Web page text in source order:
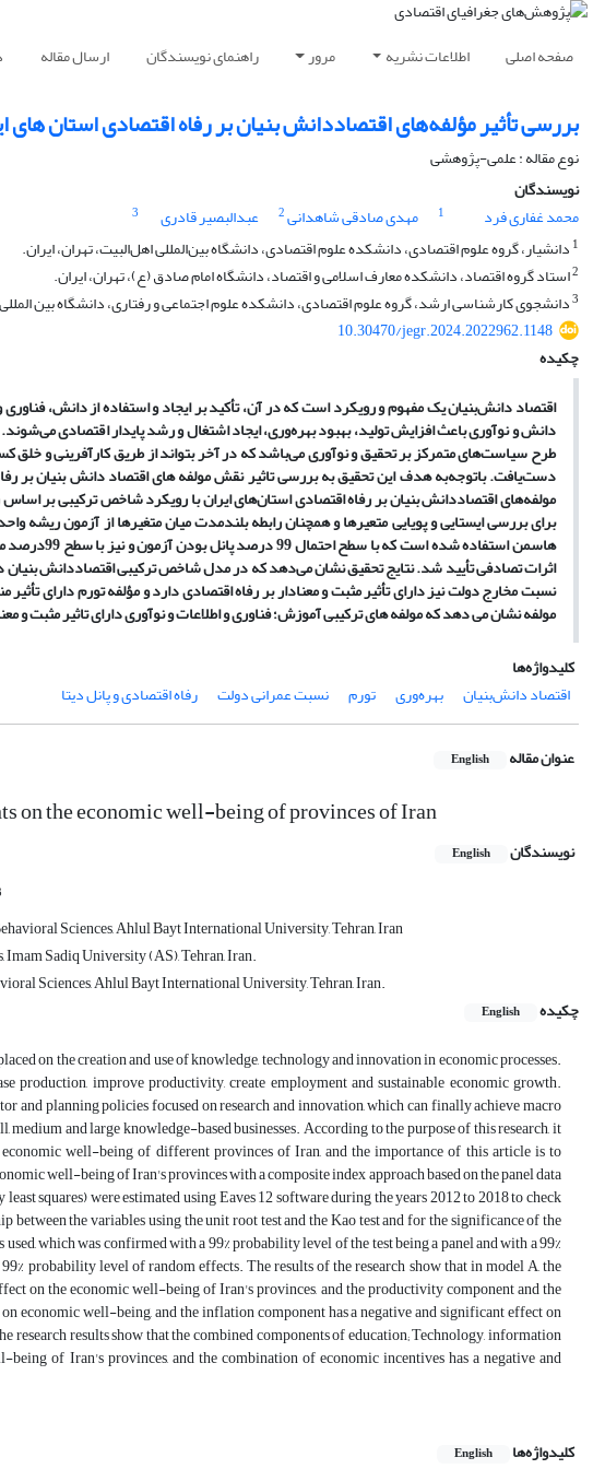
صفحه اصلی اطلاعات نشریه مرور راهنمای نویسندگان ارسال مقاله
بررسی تأثیر مؤلفه‌های اقتصاددانش بنیان بر رفاه اقتصادی استان های
نوع مقاله : علمی-پژوهشی
نویسندگان
محمد غفاری فرد
1 مهدی صادقی شاهدانی2 عبدالبصیر قادری
3
1 دانشیار، گروه علوم اقتصادی، دانشکده علوم اقتصادی، دانشگاه بین‌المللی اهل‌البیت، تهران، ایران.
2استاد گروه اقتصاد، دانشکده معارف اسلامی و اقتصاد، دانشگاه امام صادق (ع)، تهران، ایران.
3دانشجوی کارشناسی ارشد، گروه علوم اقتصادی، دانشکده علوم اجتماعی و رفتاری، دانشگاه بین المللی
10.30470/jegr.2024.2022962.1148
چکیده
اقتصاد دانش‌بنیان یک مفهوم و رویکرد است که در آن، تأکید بر ایجاد و استفاده از دانش،
دانش و نوآوری باعث افزایش تولید، بهبود بهره‌وری، ایجاد اشتغال و رشد پایدار اقتصادی
طرح سیاست‌های متمرکز بر تحقیق و نوآوری می‌باشد که در آخر بتواند از طریق کارآفرینی و
دست‌یافت. باتوجه‌به هدف این تحقیق به بررسی تاثیر نقش مولفه های اقتصاد دانش بنیان بر
برای بررسی ایستایی و پویایی متعیر‌ها و همچنان رابطه بلندمدت میان متغیرها از آزمون ریشه
اثرات تصادفی تأیید شد. نتایج تحقیق نشان می‌دهد که در مدل شاخص ترکیبی اقتصاددانش بنیان
نسبت مخارج دولت نیز دارای تأثیر مثبت و معنادار بر رفاه اقتصادی دارد و مؤلفه تورم دارای
مولفه نشان می دهد که مولفه های ترکیبی آموزش؛ فناوری و اطلاعات و نوآوری دارای تاثیر مثبت و
کلیدواژه‌ها
اقتصاد دانش‌بنیان
بهره‌وری تورم نسبت عمرانی دولت رفاه اقتصادی و پانل دیتا
عنوان مقاله English
on the economic well-being of provinces of Iran
نویسندگان English
Sciences, Ahlul Bayt International University, Tehran, Iran
Sadiq University (AS), Tehran, Iran.
Sciences, Ahlul Bayt International University, Tehran, Iran.
چکیده
English
on the creation and use of knowledge, technology and innovation in economic processes.
production, improve productivity, create employment and sustainable economic growth.
and planning policies focused on research and innovation, which can finally achieve macro
and large knowledge-based businesses. According to the purpose of this research, it
well-being of different provinces of Iran, and the importance of this article is to
well-being of Iran's provinces with a composite index approach based on the panel data
squares) were estimated using Eaves 12 software during the years 2012 to 2018 to check
the variables using the unit root test and the Kao test and for the significance of the
which was confirmed with a 99% probability level of the test being a panel and with a 99%
probability level of random effects. The results of the research show that in model A, the
on the economic well-being of Iran's provinces, and the productivity component and the
economic well-being, and the inflation component has a negative and significant effect on
results show that the combined components of education; Technology, information
of Iran's provinces, and the combination of economic incentives has a negative and
کلیدواژه‌ها English